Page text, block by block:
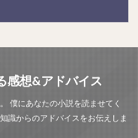
感想&アドバイス
僕にあなたの小説を読ませてく
識からのアドバイスをお伝えしま